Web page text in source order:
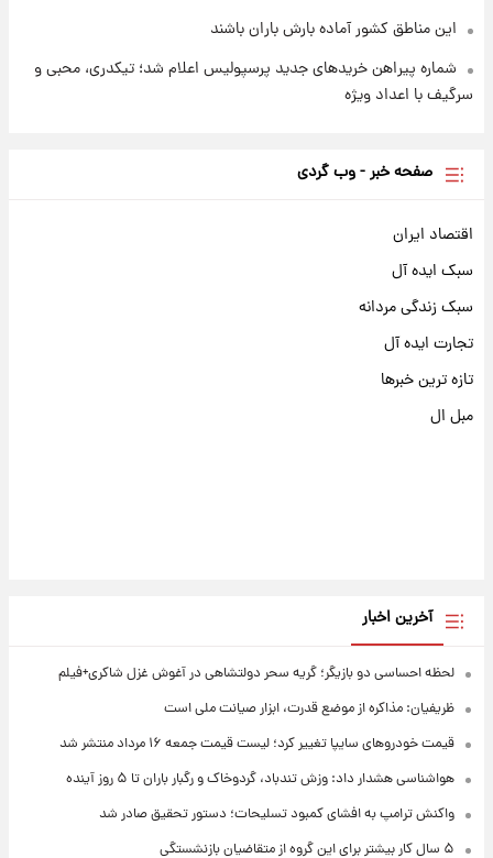
این مناطق کشور آماده بارش باران باشند
شماره پیراهن خریدهای جدید پرسپولیس اعلام شد؛ تیکدری، محبی و
سرگیف با اعداد ویژه
صفحه خبر - وب گردی
اقتصاد ایران
سبک ایده آل
سبک زندگی مردانه
تجارت ایده آل
تازه ترین خبرها
مبل ال
آخرین اخبار
لحظه احساسی دو بازیگر؛ گریه سحر دولتشاهی در آغوش غزل شاکری+فیلم
ظریفیان: مذاکره از موضع قدرت، ابزار صیانت ملی است
قیمت خودروهای سایپا تغییر کرد؛ لیست قیمت جمعه ۱۶ مرداد منتشر شد
هواشناسی هشدار داد: وزش تندباد، گردوخاک و رگبار باران تا ۵ روز آینده
واکنش ترامپ به افشای کمبود تسلیحات؛ دستور تحقیق صادر شد
۵ سال کار بیشتر برای این گروه از متقاضیان بازنشستگی